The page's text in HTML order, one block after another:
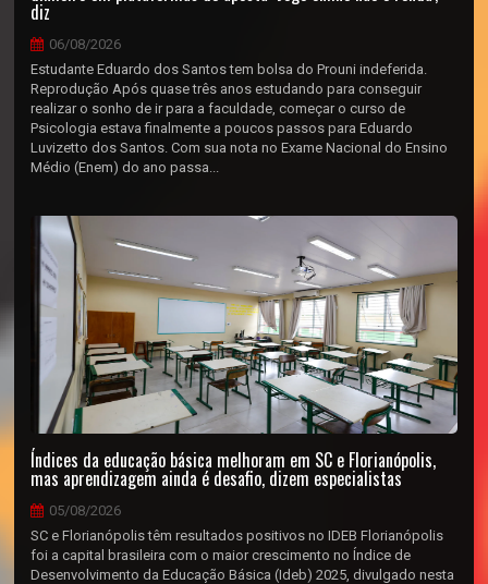
diz
06/08/2026
Estudante Eduardo dos Santos tem bolsa do Prouni indeferida.
Reprodução Após quase três anos estudando para conseguir
realizar o sonho de ir para a faculdade, começar o curso de
Psicologia estava finalmente a poucos passos para Eduardo
Luvizetto dos Santos. Com sua nota no Exame Nacional do Ensino
Médio (Enem) do ano passa...
Índices da educação básica melhoram em SC e Florianópolis,
mas aprendizagem ainda é desafio, dizem especialistas
05/08/2026
SC e Florianópolis têm resultados positivos no IDEB Florianópolis
foi a capital brasileira com o maior crescimento no Índice de
Desenvolvimento da Educação Básica (Ideb) 2025, divulgado nesta